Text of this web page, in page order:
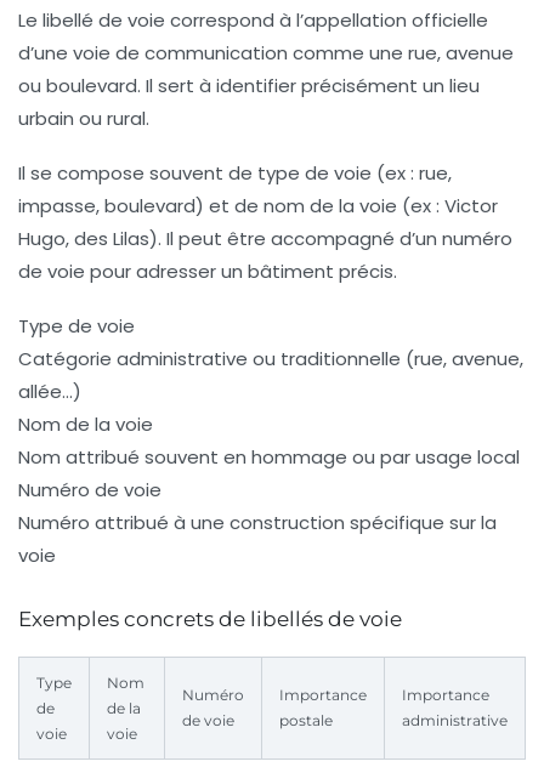
Le libellé de voie correspond à l’appellation officielle
d’une voie de communication comme une rue, avenue
ou boulevard. Il sert à identifier précisément un lieu
urbain ou rural.
Il se compose souvent de type de voie (ex : rue,
impasse, boulevard) et de nom de la voie (ex : Victor
Hugo, des Lilas). Il peut être accompagné d’un numéro
de voie pour adresser un bâtiment précis.
Type de voie
Catégorie administrative ou traditionnelle (rue, avenue,
allée…)
Nom de la voie
Nom attribué souvent en hommage ou par usage local
Numéro de voie
Numéro attribué à une construction spécifique sur la
voie
Exemples concrets de libellés de voie
Type
de
voie
Nom
de la
voie
Numéro
de voie
Importance
postale
Importance
administrative